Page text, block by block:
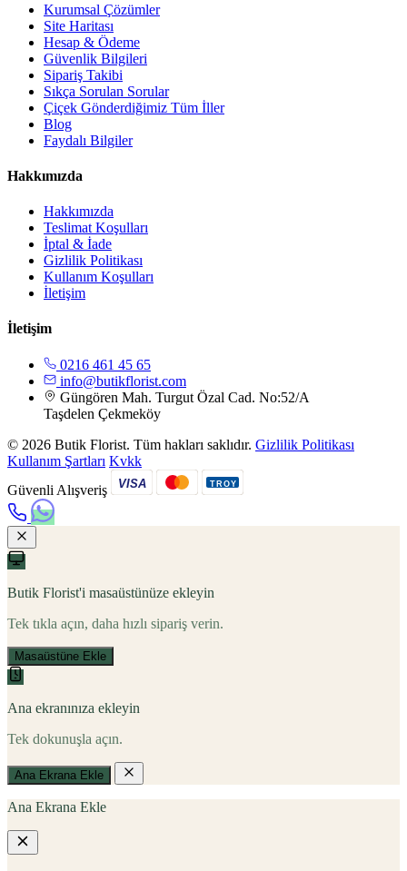
Kurumsal Çözümler
Site Haritası
Hesap & Ödeme
Güvenlik Bilgileri
Sipariş Takibi
Sıkça Sorulan Sorular
Çiçek Gönderdiğimiz Tüm İller
Blog
Faydalı Bilgiler
Hakkımızda
Hakkımızda
Teslimat Koşulları
İptal & İade
Gizlilik Politikası
Kullanım Koşulları
İletişim
İletişim
0216 461 45 65
info@butikflorist.com
Güngören Mah. Turgut Özal Cad. No:52/A
Taşdelen Çekmeköy
© 2026 Butik Florist. Tüm hakları saklıdır. Gizlilik Politikası
Kullanım Şartları Kvkk
Güvenli Alışveriş
VISA TROY
Butik Florist'i masaüstünüze ekleyin
Tek tıkla açın, daha hızlı sipariş verin.
Masaüstüne Ekle
Ana ekranınıza ekleyin
Tek dokunuşla açın.
Ana Ekrana Ekle
Ana Ekrana Ekle